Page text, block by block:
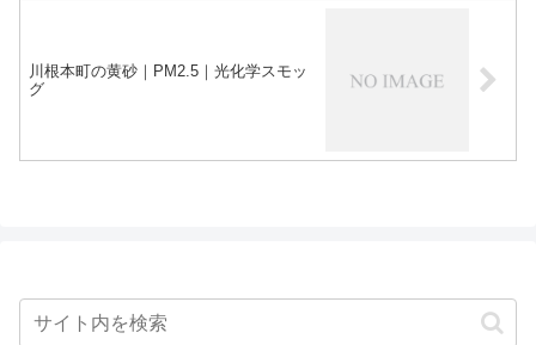
川根本町の黄砂｜PM2.5｜光化学スモッ
グ